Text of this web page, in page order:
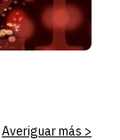
Averiguar más >